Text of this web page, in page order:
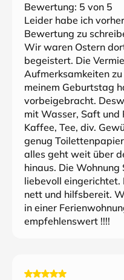
Bewertung: 5 von 5
Leider habe ich
Bewertung zu
Wir waren Ostern
begeistert. Die
Aufmerksamkeiten
meinem Geburtstag
vorbeigebracht.
mit Wasser, Saft und
Kaffee, Tee, div.
genug
alles geht weit über
hinaus. Die
liebevoll eingerichtet.
nett und hilfsbereit.
in einer
empfehlenswert !!!!